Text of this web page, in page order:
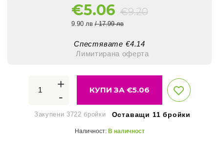
€5.06 €9.20
9.90 лв / 17.99 лв
Спестявате €4.14
Лимитирана оферта
+
-
КУПИ ЗА €5.06
Закупени 3722 бройки Оставащи 11 бройки
Наличност: В наличност